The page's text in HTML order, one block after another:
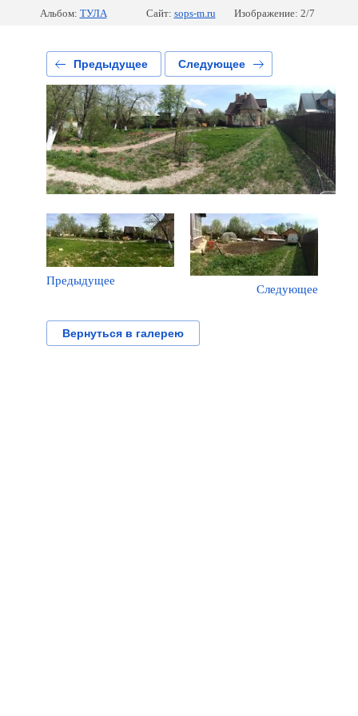
Альбом: ТУЛА Сайт: sops-m.ru Изображение: 2/7
Предыдущее Следующее
Предыдущее
Следующее
Вернуться в галерею